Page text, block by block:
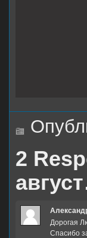
2
Дорогая
Спасибо